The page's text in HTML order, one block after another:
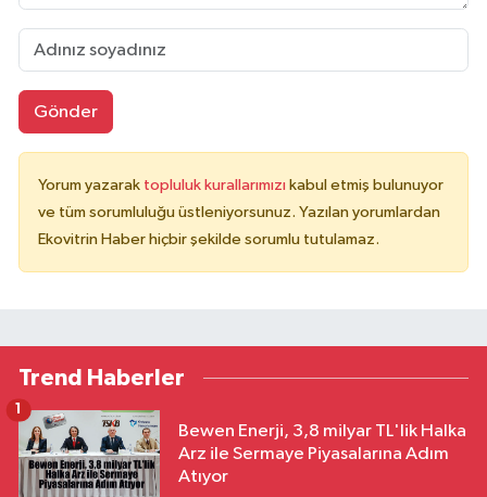
Gönder
Yorum yazarak topluluk kurallarımızı kabul etmiş bulunuyor
ve tüm sorumluluğu üstleniyorsunuz. Yazılan yorumlardan
Ekovitrin Haber hiçbir şekilde sorumlu tutulamaz.
Trend Haberler
Bewen Enerji, 3,8 milyar TL'lik Halka
Arz ile Sermaye Piyasalarına Adım
Atıyor
1